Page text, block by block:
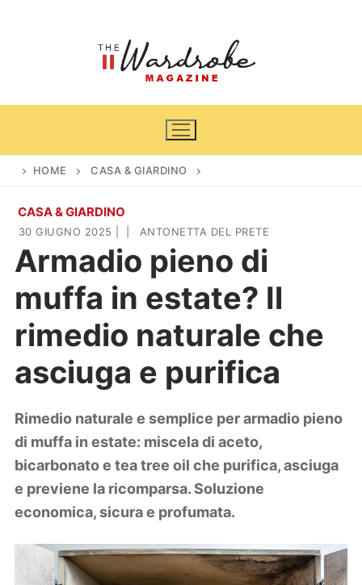
Home
News
Cinema e TV
Casa & Giardino
Arredamento
Piante e fiori
DIY
Lifestyle
Viaggi
HOME CASA & GIARDINO
CASA & GIARDINO
30 GIUGNO 2025 ANTONETTA DEL PRETE
Armadio pieno di
muffa in estate? Il
rimedio naturale che
asciuga e purifica
Rimedio naturale e semplice per armadio pieno
di muffa in estate: miscela di aceto,
bicarbonato e tea tree oil che purifica, asciuga
e previene la ricomparsa. Soluzione
economica, sicura e profumata.